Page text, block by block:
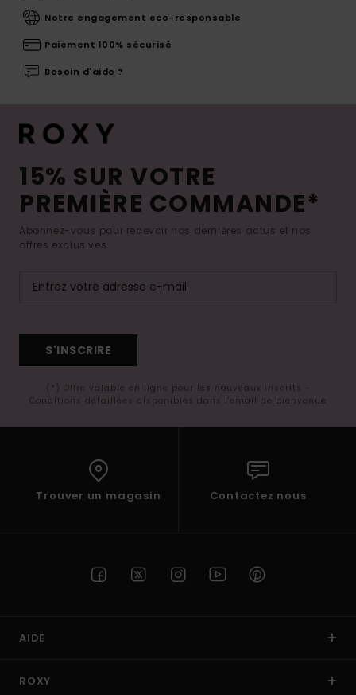
Notre engagement eco-responsable
Paiement 100% sécurisé
Besoin d'aide ?
15% SUR VOTRE
PREMIÈRE COMMANDE*
Abonnez-vous pour recevoir nos dernières actus et nos
offres exclusives.
S'INSCRIRE
(*) Offre valable en ligne pour les nouveaux inscrits -
Conditions détaillées disponibles dans l'email de bienvenue
Trouver un magasin Contactez nous
AIDE
ROXY